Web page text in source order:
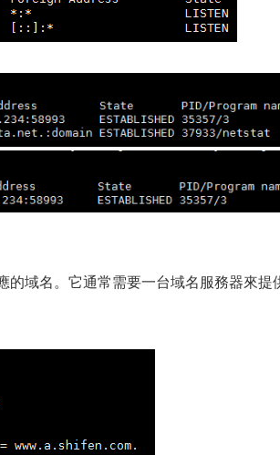
的域名。它通常需要一台域名服務器來提